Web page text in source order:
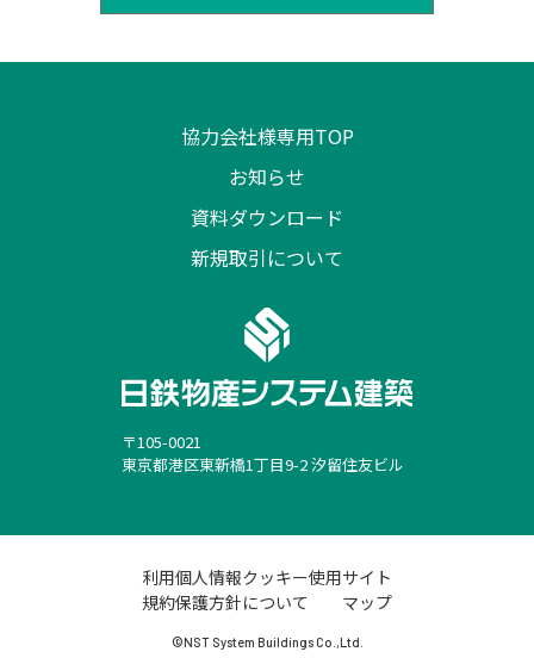
〒105-0021
東京都港区東新橋1丁目9-2 汐留住友ビル
協力会社様専用TOP
お知らせ
資料ダウンロード
新規取引について
利用
規約
個人情報
保護方針
クッキー使用
について
サイト
マップ
©NST System Buildings Co.,Ltd.